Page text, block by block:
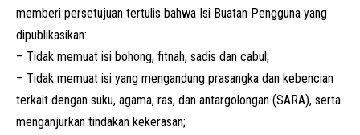
memberi persetujuan tertulis bahwa Isi Buatan Pengguna yang
dipublikasikan:
– Tidak memuat isi bohong, fitnah, sadis dan cabul;
– Tidak memuat isi yang mengandung prasangka dan kebencian
terkait dengan suku, agama, ras, dan antargolongan (SARA), serta
menganjurkan tindakan kekerasan;